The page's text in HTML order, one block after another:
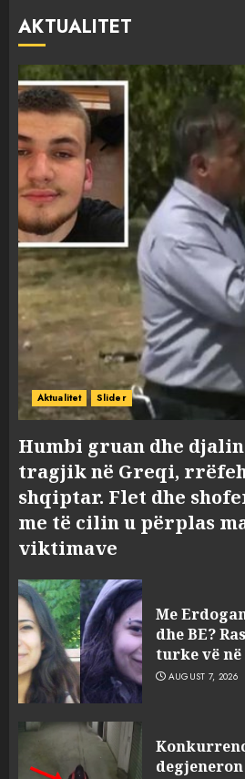
AKTUALITET
Aktualitet Slider
Humbi gruan dhe
tragjik në Greqi,
shqiptar. Flet dhe
me të cilin u përplas
viktimave
Me
dhe BE?
turke vë
AUGUST 7, 2026